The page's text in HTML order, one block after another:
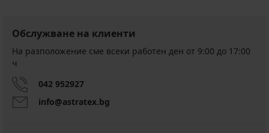
Обслужване на клиенти
На разположение сме всеки работен ден от 9:00 до 17:00
ч
042 952927
info@astratex.bg